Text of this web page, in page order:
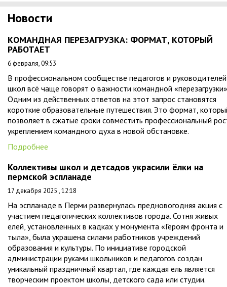
Новости
КОМАНДНАЯ ПЕРЕЗАГРУЗКА: ФОРМАТ, КОТОРЫЙ
РАБОТАЕТ
6 февраля, 09:53
В профессиональном сообществе педагогов и руководителей
школ всё чаще говорят о важности командной
Одним из действенных ответов на этот запрос становятся
короткие образовательные путешествия. Это формат,
позволяет в сжатые сроки совместить профессиональный
укреплением командного духа в новой обстановке.
Подробнее
Коллективы школ и детсадов украсили ёлки на
пермской эспланаде
17 декабря 2025 , 12:18
На эспланаде в Перми развернулась предновогодняя акция с
участием педагогических коллективов города. Сотня живых
елей, установленных в кадках у монумента «Героям фронта и
тыла», была украшена силами работников учреждений
образования и культуры. По инициативе городской
администрации руками школьников и педагогов создан
уникальный праздничный квартал, где каждая ель является
творческим проектом школы, детского сада или студии.